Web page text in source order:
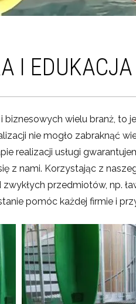
I EDUKACJA
wielu branż, to
nie mogło zabraknąć
realizacji usługi
z nami. Korzystając z
przedmiotów, np.
pomóc każdej firmie i